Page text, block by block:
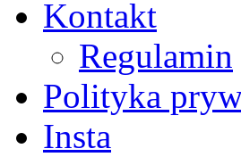
Kontakt
Regulamin
Polityka
Insta